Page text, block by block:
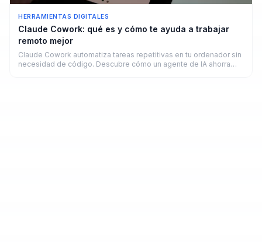
HERRAMIENTAS DIGITALES
Claude Cowork: qué es y cómo te ayuda a trabajar
remoto mejor
Claude Cowork automatiza tareas repetitivas en tu ordenador sin
necesidad de código. Descubre cómo un agente de IA ahorra